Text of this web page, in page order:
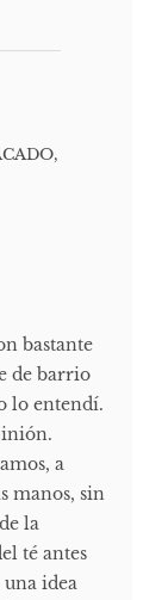
,
bastante
de barrio
lo entendí.
a
manos, sin
la
té antes
idea